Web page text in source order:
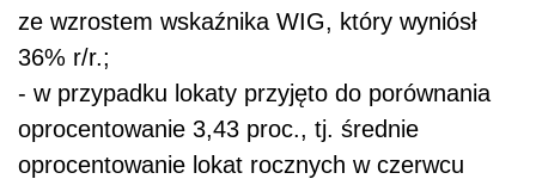
ze wzrostem wskaźnika WIG, który wyniósł
36% r/r.;
- w przypadku lokaty przyjęto do porównania
oprocentowanie 3,43 proc., tj. średnie
oprocentowanie lokat rocznych w czerwcu